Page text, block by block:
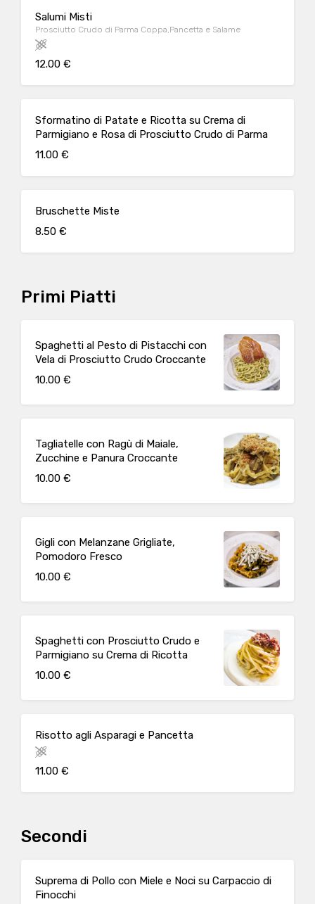
Salumi Misti
Prosciutto Crudo di Parma Coppa,Pancetta e Salame
12.00 €
Sformatino di Patate e Ricotta su Crema di
Parmigiano e Rosa di Prosciutto Crudo di Parma
11.00 €
Bruschette Miste
8.50 €
Primi Piatti
Spaghetti al Pesto di Pistacchi con
Vela di Prosciutto Crudo Croccante
10.00 €
Tagliatelle con Ragù di Maiale,
Zucchine e Panura Croccante
10.00 €
Gigli con Melanzane Grigliate,
Pomodoro Fresco
10.00 €
Spaghetti con Prosciutto Crudo e
Parmigiano su Crema di Ricotta
10.00 €
Risotto agli Asparagi e Pancetta
11.00 €
Secondi
Suprema di Pollo con Miele e Noci su Carpaccio di
Finocchi